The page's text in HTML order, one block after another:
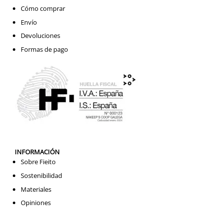
Cómo comprar
Envío
Devoluciones
Formas de pago
INFORMACIÓN
Sobre Fieito
Sostenibilidad
Materiales
Opiniones